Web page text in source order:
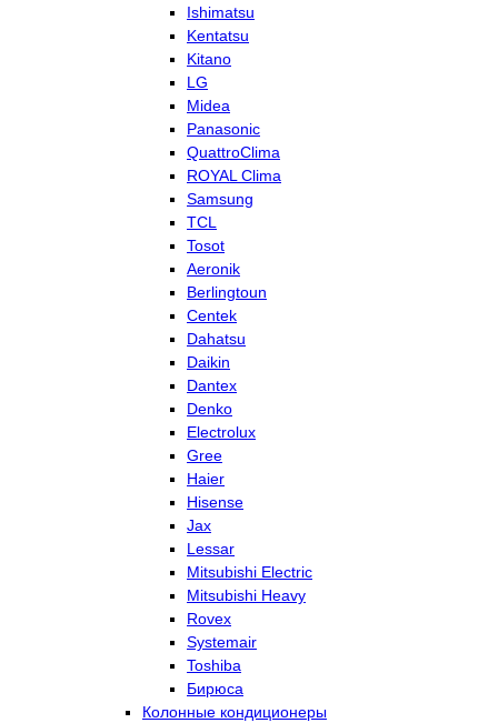
Ishimatsu
Kentatsu
Kitano
LG
Midea
Panasonic
QuattroClima
ROYAL Clima
Samsung
TCL
Tosot
Aeronik
Berlingtoun
Centek
Dahatsu
Daikin
Dantex
Denko
Electrolux
Gree
Haier
Hisense
Jax
Lessar
Mitsubishi Electric
Mitsubishi Heavy
Rovex
Systemair
Toshiba
Бирюса
Колонные кондиционеры